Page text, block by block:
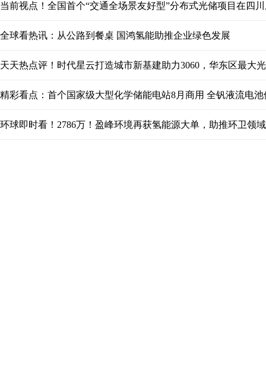
当前视点！全国首个“交通全场景友好型”分布式光储项目在四
全球看热讯：从公路到餐桌 国鸿氢能助推企业绿色发展
天天热点评！时代星云打造城市新基建助力3060，华东区最大
精彩看点：首个国家级大型化学储能电站8月商用 全钒液流电
环球即时看！2786万！盈峰环境再获氢能源大单，助推环卫领